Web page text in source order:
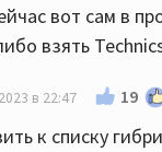
вот сам в
взять
в 22:47 19
к списку